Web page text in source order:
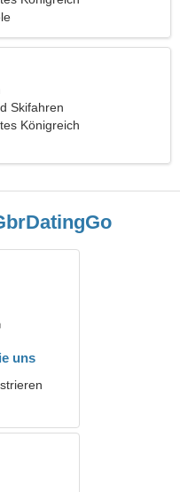
Skifahren
Königreich
uns